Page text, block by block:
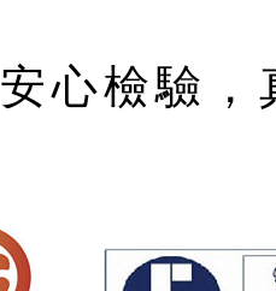
安心檢驗，